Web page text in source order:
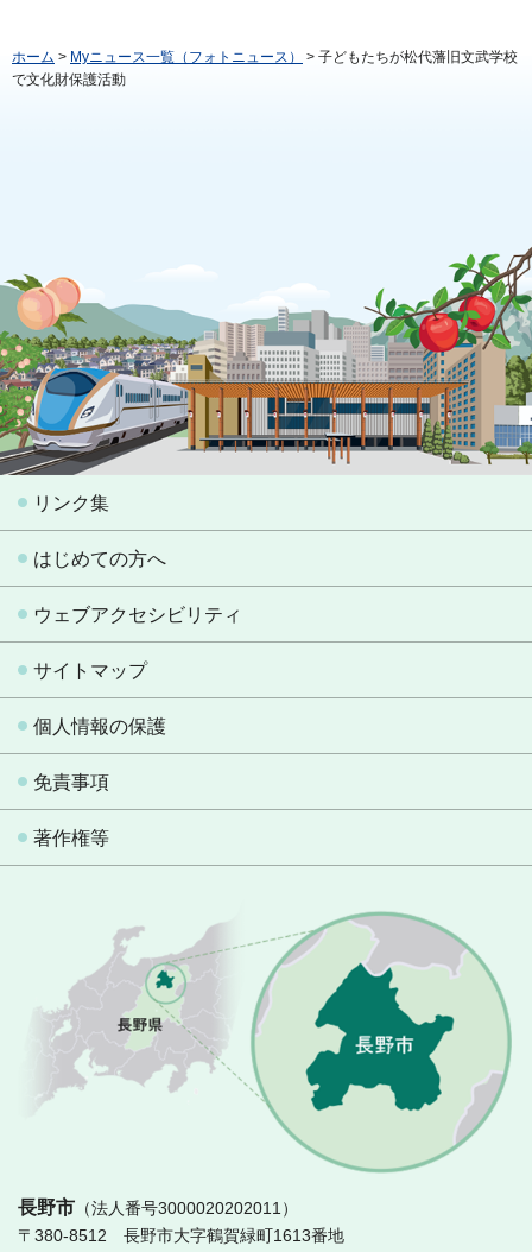
ホーム > Myニュース一覧（フォトニュース）
> 子どもたちが松代藩旧文武学校
で文化財保護活動
リンク集
はじめての方へ
ウェブアクセシビリティ
サイトマップ
個人情報の保護
免責事項
著作権等
長野市 （法人番号3000020202011）
〒380-8512 長野市大字鶴賀緑町1613番地